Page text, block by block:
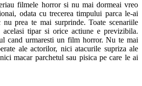
filmele horror si nu mai dormeai vreo
odata cu trecerea timpului parca le-ai
prea te mai surprinde. Toate scenariile
acelasi tipar si orice actiune e previzibila.
cand urmaresti un film horror. Nu te mai
ale actorilor, nici atacurile supriza ale
macar parchetul sau pisica pe care le ai